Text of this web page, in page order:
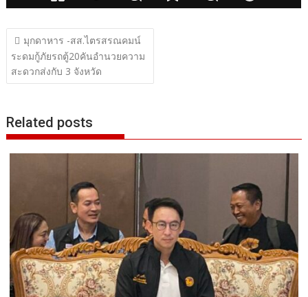
แนะแนว
เรื่อง
มุกดาหาร -สส.ไตรสรณคมน์
ระดมกู้ภัยรถตู้20คันอำนวยความ
สะดวกส่งกับ 3 จังหวัด
Related posts